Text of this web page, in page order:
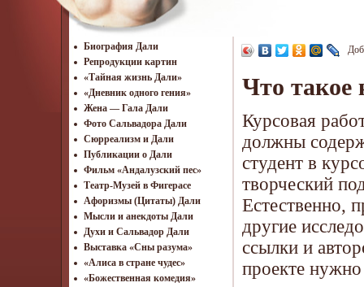
Биография Дали
Репродукции картин
«Тайная жизнь Дали»
«Дневник одного гения»
Жена — Гала Дали
Фото Сальвадора Дали
Cюрреализм и Дали
Публикации о Дали
Фильм «Андалузский пес»
Театр-Музей в Фигерасе
Афоризмы (Цитаты) Дали
Мысли и анекдоты Дали
Духи и Сальвадор Дали
Выставка «Сны разума»
«Алиса в стране чудес»
«Божественная комедия»
Что такое
Курсовая
должны
студент в
творческий
Естественно,
другие
ссылки и
проекте нужно